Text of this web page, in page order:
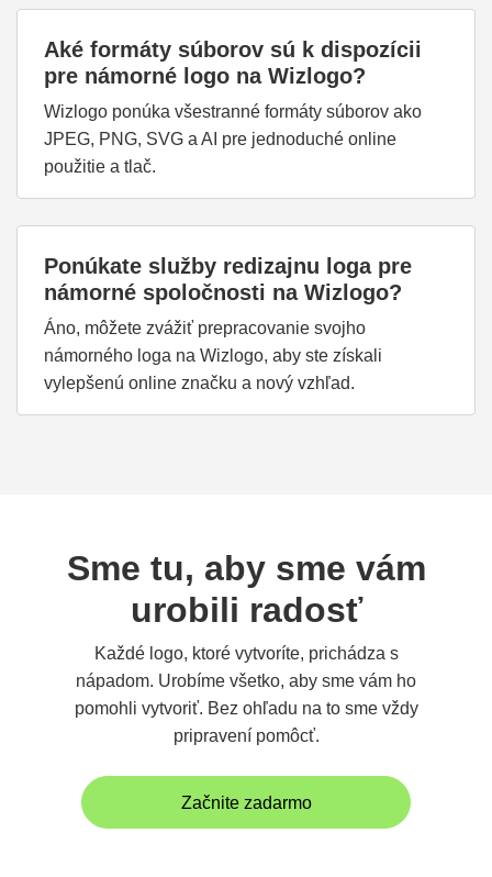
Aké formáty súborov sú k dispozícii
pre námorné logo na Wizlogo?
Wizlogo ponúka všestranné formáty súborov ako
JPEG, PNG, SVG a AI pre jednoduché online
použitie a tlač.
Ponúkate služby redizajnu loga pre
námorné spoločnosti na Wizlogo?
Áno, môžete zvážiť prepracovanie svojho
námorného loga na Wizlogo, aby ste získali
vylepšenú online značku a nový vzhľad.
Sme tu, aby sme vám
urobili radosť
Každé logo, ktoré vytvoríte, prichádza s
nápadom. Urobíme všetko, aby sme vám ho
pomohli vytvoriť. Bez ohľadu na to sme vždy
pripravení pomôcť.
Začnite zadarmo